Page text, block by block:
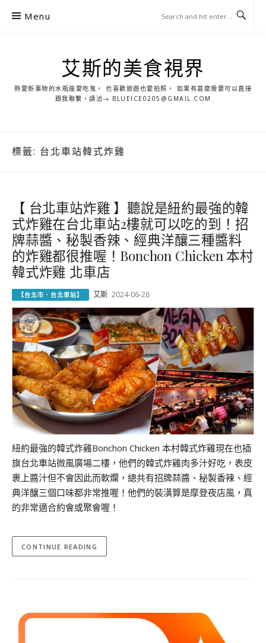
Menu
艾斯的美食視界
熱愛新事物的水瓶座愛吃鬼， 也喜歡旅遊也愛拍照， 如果有甚麼需要可以直接
跟我聯繫，請洽→ BLUEICE0205@GMAIL.COM
標籤: 台北車站韓式炸雞
【 台北車站炸雞 】聽說是紐約最強的韓
式炸雞在台北車站2樓就可以吃的到！招
牌蒜醬、秘製香辣、經典洋釀三種醬料
的炸雞都很推喔！Bonchon Chicken 本村
韓式炸雞 北車店
【台北市．台北車站】 艾斯 2024-06-28
紐約最強的韓式炸雞Bonchon Chicken 本村韓式炸雞現在也插
旗台北車站微風廣場二樓，他們的韓式炸雞肉多汁好吃，表皮
裹上醬汁但不會因此而軟爛，總共有招牌蒜醬、秘製香辣、經
典洋釀三個口味都非常推喔！他們的裝潢算是摩登夜店風，真
的非常適合約會或聚會喔！
CONTINUE READING